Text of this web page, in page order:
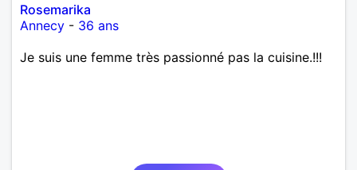
Rosemarika
Annecy - 36 ans
Je suis une femme très passionné pas la cuisine.!!!